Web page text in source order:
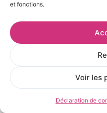
et fonctions.
Voir les
Déclaration de